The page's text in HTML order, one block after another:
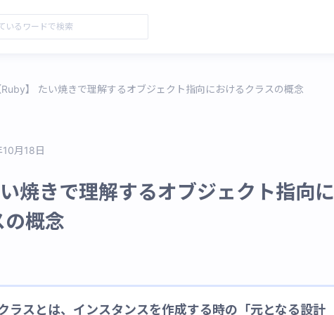
Ruby】 たい焼きで理解するオブジェクト指向におけるクラスの概念
10月18日
い焼きで理解するオブジェクト指向に
の概念
ラスとは、インスタンスを作成する時の「元となる設計